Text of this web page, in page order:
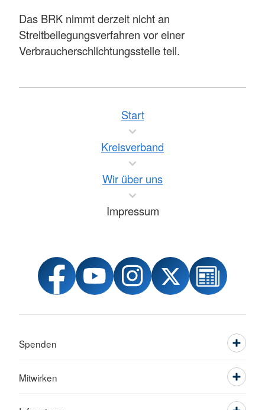
Das BRK nimmt derzeit nicht an
Streitbeilegungsverfahren vor einer
Verbraucherschlichtungsstelle teil.
Start
Kreisverband
Wir über uns
Impressum
Spenden
Mitwirken